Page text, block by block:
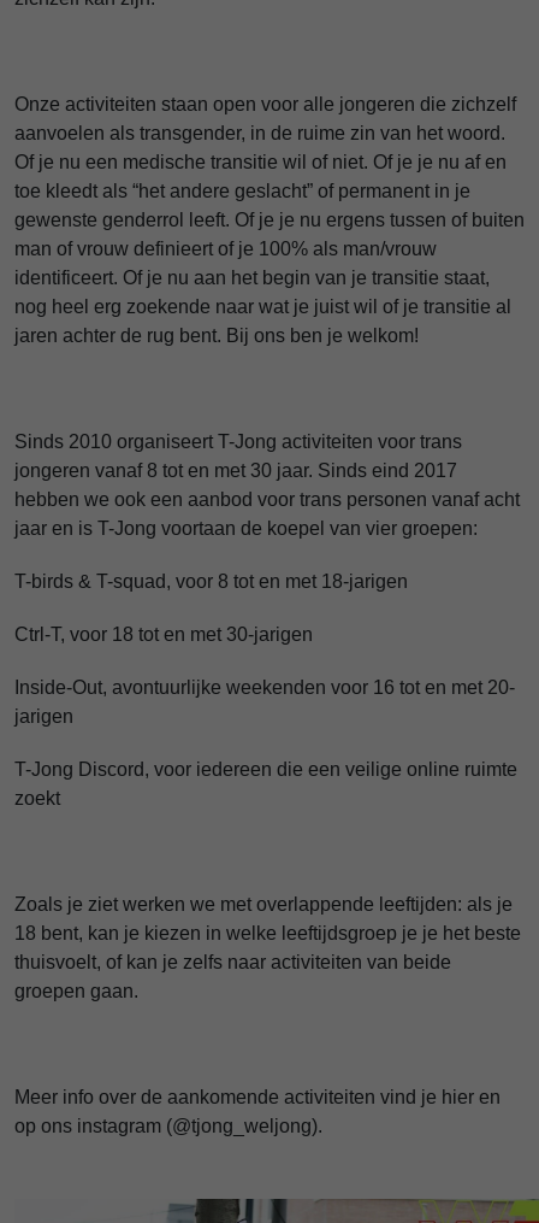
Onze activiteiten staan open voor alle jongeren die zichzelf
aanvoelen als transgender, in de ruime zin van het woord.
Of je nu een medische transitie wil of niet. Of je je nu af en
toe kleedt als “het andere geslacht” of permanent in je
gewenste genderrol leeft. Of je je nu ergens tussen of buiten
man of vrouw definieert of je 100% als man/vrouw
identificeert. Of je nu aan het begin van je transitie staat,
nog heel erg zoekende naar wat je juist wil of je transitie al
jaren achter de rug bent. Bij ons ben je welkom!
Sinds 2010 organiseert T-Jong activiteiten voor trans
jongeren vanaf 8 tot en met 30 jaar. Sinds eind 2017
hebben we ook een aanbod voor trans personen vanaf acht
jaar en is T-Jong voortaan de koepel van vier groepen:
T-birds & T-squad, voor 8 tot en met 18-jarigen
Ctrl-T, voor 18 tot en met 30-jarigen
Inside-Out, avontuurlijke weekenden voor 16 tot en met 20-
jarigen
T-Jong Discord, voor iedereen die een veilige online ruimte
zoekt
Zoals je ziet werken we met overlappende leeftijden: als je
18 bent, kan je kiezen in welke leeftijdsgroep je je het beste
thuisvoelt, of kan je zelfs naar activiteiten van beide
groepen gaan.
Meer info over de aankomende activiteiten vind je hier en
op ons instagram (@tjong_weljong).